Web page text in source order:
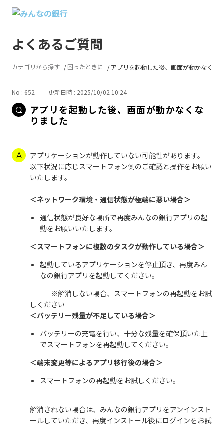
よくあるご質問
カテゴリから探す 困ったときに アプリを起動した後、画面が動かなく...
No : 652 更新日時 : 2025/10/02 10:24
アプリを起動した後、画面が動かなくな
りました
アプリケーションが動作していない可能性があります。
以下状況に応じスマートフォン側のご確認と操作をお願い
いたします。
＜ネットワーク環境・通信状態が極端に悪い場合＞
通信状態が良好な場所で再度みんなの銀行アプリの起
動をお願いいたします。
＜スマートフォンに複数のタスクが動作している場合＞
起動しているアプリケーションを停止頂き、再度みん
なの銀行アプリを起動してください。
※解消しない場合、スマートフォンの再起動をお試
しください
＜バッテリー残量が不足している場合＞
バッテリーの充電を行い、十分な残量を確保頂いた上
でスマートフォンを再起動してください。
＜端末変更等によるアプリ移行後の場合＞
スマートフォンの再起動をお試しください。
解消されない場合は、みんなの銀行アプリをアンインスト
ールしていただき、再度インストール後にログインをお試